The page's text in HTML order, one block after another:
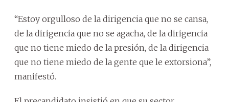
“Estoy orgulloso de la dirigencia que no se cansa,
de la dirigencia que no se agacha, de la dirigencia
que no tiene miedo de la presión, de la dirigencia
que no tiene miedo de la gente que le extorsiona”,
manifestó.